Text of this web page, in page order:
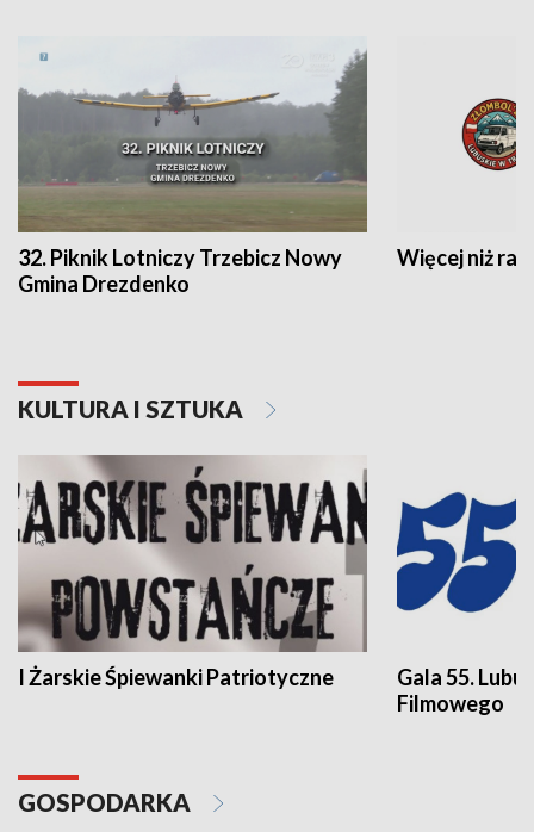
32. Piknik Lotniczy Trzebicz Nowy
Gmina Drezdenko
Więcej niż rajd
KULTURA I SZTUKA
I Żarskie Śpiewanki Patriotyczne
Gala 55.
Filmowego
GOSPODARKA